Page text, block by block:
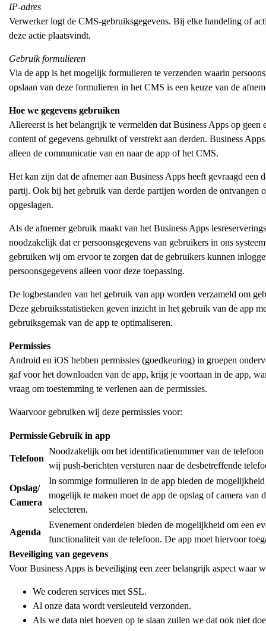
IP-adres
Verwerker logt de CMS-gebruiksgegevens. Bij elke handeling of
deze actie plaatsvindt.
Gebruik formulieren
Via de app is het mogelijk formulieren te verzenden waarin
opslaan van deze formulieren in het CMS is een keuze van de
Hoe we gegevens gebruiken
Allereerst is het belangrijk te vermelden dat Business Apps op
content of gegevens gebruikt of verstrekt aan derden. Business
alleen de communicatie van en naar de app of het CMS.
Het kan zijn dat de afnemer aan Business Apps heeft gevraagd een
partij. Ook bij het gebruik van derde partijen worden de ontvangen
opgeslagen.
Als de afnemer gebruik maakt van het Business Apps
noodzakelijk dat er persoonsgegevens van gebruikers in ons
gebruiken wij om ervoor te zorgen dat de gebruikers kunnen
persoonsgegevens alleen voor deze toepassing.
De logbestanden van het gebruik van app worden verzameld om
Deze gebruiksstatistieken geven inzicht in het gebruik van de app
gebruiksgemak van de app te optimaliseren.
Permissies
Android en iOS hebben permissies (goedkeuring) in groepen
gaf voor het downloaden van de app, krijg je voortaan in de app,
vraag om toestemming te verlenen aan de permissies.
Waarvoor gebruiken wij deze permissies voor:
PermissieGebruik in app
Telefoon
Noodzakelijk om het identificatienummer van de
wij push-berichten versturen naar de desbetreffende
Opslag/
Camera
In sommige formulieren in de app bieden de
mogelijk te maken moet de app de opslag of camera van
selecteren.
Agenda
Evenement onderdelen bieden de mogelijkheid om een
functionaliteit van de telefoon. De app moet hiervoor
Beveiliging van gegevens
Voor Business Apps is beveiliging een zeer belangrijk aspect waar
We coderen services met SSL.
Al onze data wordt versleuteld verzonden.
Als we data niet hoeven op te slaan zullen we dat ook niet